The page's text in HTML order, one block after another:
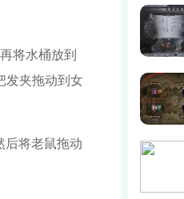
将水桶放到
发夹拖动到女
后将老鼠拖动